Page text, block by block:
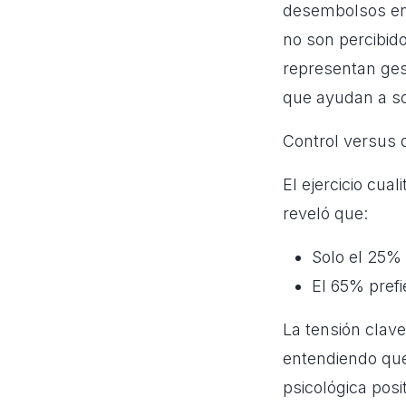
desembolsos
no son
representan
que ayudan a
Control versus
El ejercicio
reveló que:
Solo el
El 65%
La tensión
entendiendo
psicológica